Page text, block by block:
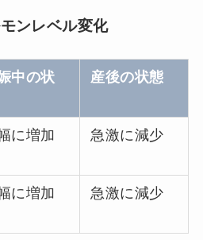
ンレベル変化
中の状
産後の状態
に増加 急激に減少
に増加 急激に減少